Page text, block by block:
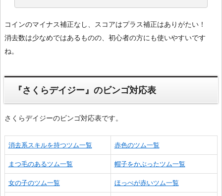
コインのマイナス補正なし、スコアはプラス補正はありがたい！
消去数は少なめではあるものの、初心者の方にも使いやすいです
ね。
『さくらデイジー』のビンゴ対応表
さくらデイジーのビンゴ対応表です。
消去系スキルを持つツム一覧 赤色のツム一覧
まつ毛のあるツム一覧 帽子をかぶったツム一覧
女の子のツム一覧 ほっぺが赤いツム一覧